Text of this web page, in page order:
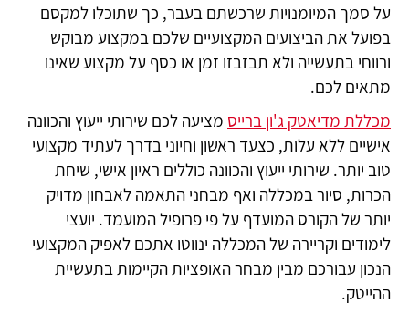
על סמך המיומנויות שרכשתם בעבר, כך שתוכלו למקסם
בפועל את הביצועים המקצועיים שלכם במקצוע מבוקש
ורווחי בתעשייה ולא תבזבזו זמן או כסף על מקצוע שאינו
מתאים לכם.
מכללת מדיאטק ג'ון ברייס מציעה לכם שירותי ייעוץ והכוונה
אישיים ללא עלות, כצעד ראשון וחיוני בדרך לעתיד מקצועי
טוב יותר. שירותי ייעוץ והכוונה כוללים ראיון אישי, שיחת
הכרות, סיור במכללה ואף מבחני התאמה לאבחון מדויק
יותר של הקורס המועדף על פי פרופיל המועמד. יועצי
לימודים וקריירה של המכללה ינווטו אתכם לאפיק המקצועי
הנכון עבורכם מבין מבחר האופציות הקיימות בתעשיית
ההייטק.